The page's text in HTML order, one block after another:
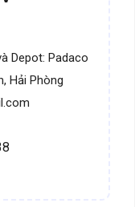
Depot: Padaco
Hải Phòng